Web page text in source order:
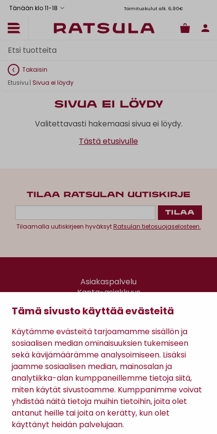
Tämä sivusto käyttää evästeitä
Käytämme evästeitä tarjoamamme sisällön ja
sosiaalisen median ominaisuuksien tukemiseen
sekä kävijämäärämme analysoimiseen. Lisäksi
jaamme sosiaalisen median, mainosalan ja
analytiikka-alan kumppaneillemme tietoja siitä,
miten käytät sivustoamme. Kumppanimme voivat
yhdistää näitä tietoja muihin tietoihin, joita olet
antanut heille tai joita on kerätty, kun olet
käyttänyt heidän palvelujaan.
Tänään klo 11-18 Toimituskulut alk. 6,90€
Takaisin
Etusivu | Sivua ei löydy
Sivua ei löydy
Valitettavasti hakemaasi sivua ei löydy.
Tästä etusivulle
TILAA RATSULAN UUTISKIRJE
Tilaamalla uutiskirjeen hyväksytRatsulan tietosuojaselosteen.
Asiakaspalvelu
Kanta-asiakkuus
Gomee Ratsula Café
Sopimusehdot
Tietosuojaseloste
Maksutavat